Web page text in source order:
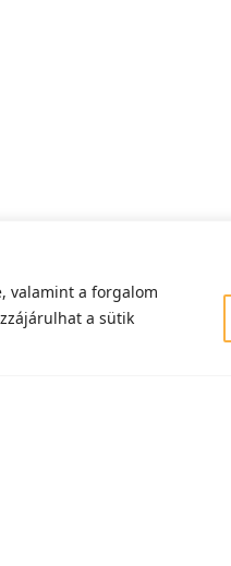
valamint a forgalom
a sütik